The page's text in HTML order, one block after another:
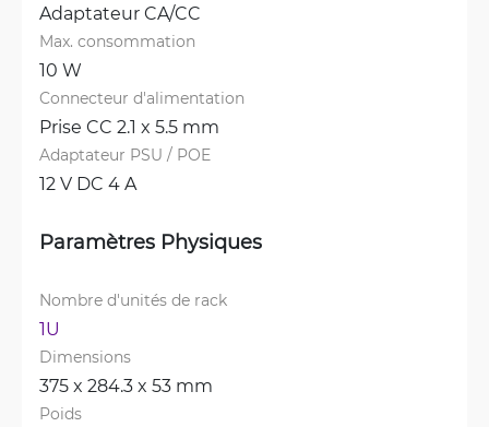
Adaptateur CA/CC
Max. consommation
10 W
Connecteur d'alimentation
Prise CC 2.1 x 5.5 mm
Adaptateur PSU / POE
12 V DC 4 A
Paramètres Physiques
Nombre d'unités de rack
1U
Dimensions
375 x 284.3 x 53 mm
Poids